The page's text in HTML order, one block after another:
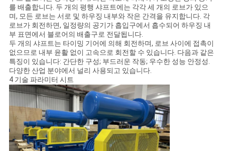
를 배출합니다. 두 개의 평행 샤프트에는 각각 세 개의 로브가 있으
며, 모든 로브는 서로 및 하우징 내부와 작은 간격을 유지합니다. 각
로브가 회전하면, 일정량의 공기가 흡입구에서 흡수되어 하우징 내
부 표면에서 블로어의 배출구로 전달됩니다.
두 개의 샤프트는 타이밍 기어에 의해 회전하며, 로브 사이에 접촉이
없으므로 내부 윤활 없이 고속으로 회전할 수 있습니다. 다음과 같은
특징이 있습니다: 간단한 구성; 부드러운 작동; 우수한 성능 안정성.
다양한 산업 분야에서 널리 사용되고 있습니다.
4 기술 파라미터 시트